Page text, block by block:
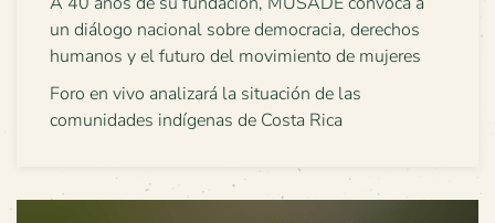
un diálogo nacional sobre democracia, derechos
humanos y el futuro del movimiento de mujeres
Foro en vivo analizará la situación de las
comunidades indígenas de Costa Rica